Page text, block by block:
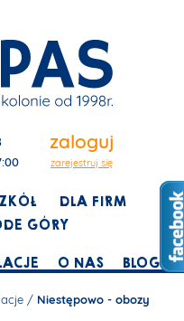
zaloguj
zarejestruj się
DLA FIRM
GÓRY
O NAS BLOG
/ Niestępowo - obozy